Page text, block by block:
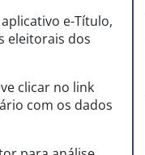
e-Título,
eleitorais dos
clicar no link
com os dados